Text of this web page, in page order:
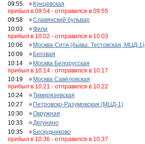
09:55
Кунцевская
прибыл в 09:54 - отправился в 09:55
09:58
Славянский бульвар
10:03
Фили
прибыл в 10:02 - отправился в 10:03
10:06
Москва-Сити (бывш. Тестовская, МЦД-1)
10:09
Беговая
10:14
Москва Белорусская
прибыл в 10:14 - отправился в 10:17
10:19
Москва Савёловская
прибыл в 10:21 - отправился в 10:22
10:24
Тимирязевская
10:27
Петровско-Разумовская (МЦД-1)
10:30
Окружная
10:33
Дегунино
10:35
Бескудниково
прибыл в 10:36 - отправился в 10:37